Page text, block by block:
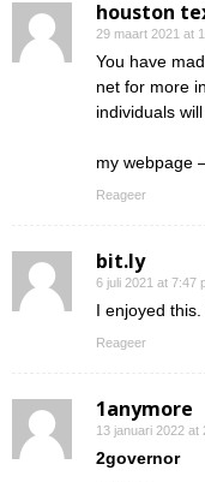
houston
29 maart 2021 at
You have
net for more
individuals
my webpage
Reageer
bit.ly
6 juli 2021 at 7:47
I enjoyed
Reageer
1anymore
13 januari 2022 at
2governor